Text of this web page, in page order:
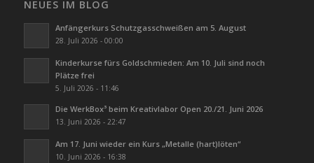
NEUES IM BLOG
Anfängerkurs Schutzgasschweißen am 5. August
28. Juli 2026 - 00:00
Kinderkurse fürs Goldschmieden: Am 10. Juli sind noch
Plätze frei
5. Juli 2026 - 11:46
Die WerkBox³ beim Kreativlabor Open 20./21. Juni 2026
13. Juni 2026 - 22:47
Am 17. Juni wieder ein Kurs „Metalle (hart)löten“
10. Juni 2026 - 16:38